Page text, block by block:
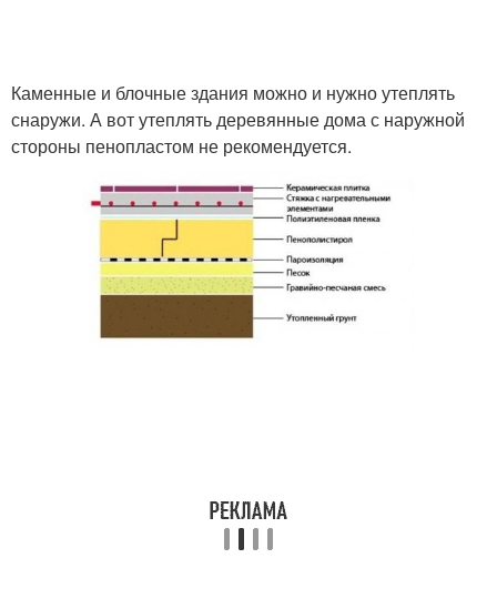
Каменные и блочные здания можно и нужно утеплять
снаружи. А вот утеплять деревянные дома с наружной
стороны пенопластом не рекомендуется.